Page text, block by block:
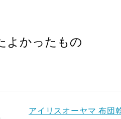
よかったもの
アイリスオーヤマ 布団